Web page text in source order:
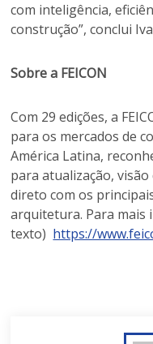
com inteligência,
construção”, conclui
Sobre a FEICON
Com 29 edições, a
para os mercados de
América Latina,
para atualização,
direto com os
arquitetura. Para mais
texto) https://